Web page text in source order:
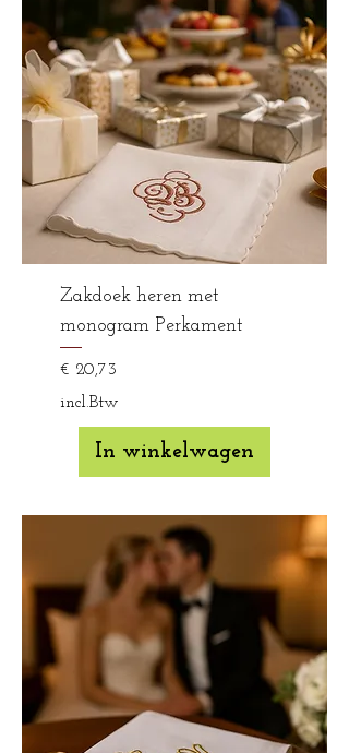
Zakdoek heren met
monogram Perkament
Prijs
€ 20,73
incl.Btw
In winkelwagen